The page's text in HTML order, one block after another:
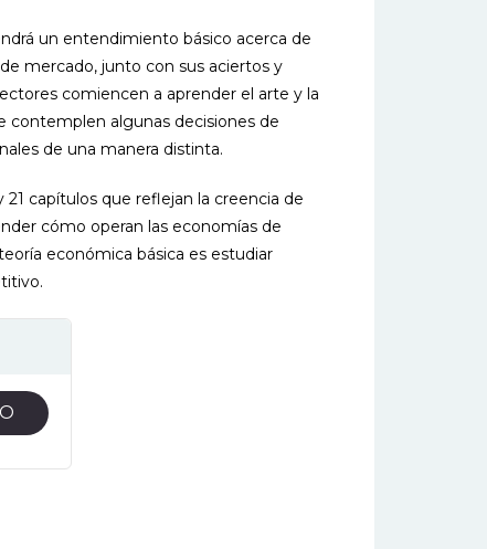
un entendimiento básico acerca de
mercado, junto con sus aciertos y
comiencen a aprender el arte y la
contemplen algunas decisiones de
de una manera distinta.
capítulos que reflejan la creencia de
cómo operan las economías de
económica básica es estudiar